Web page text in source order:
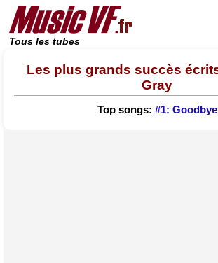
Tous les tubes
Les plus grands succès
Gray
Top songs: #1: Goodbye